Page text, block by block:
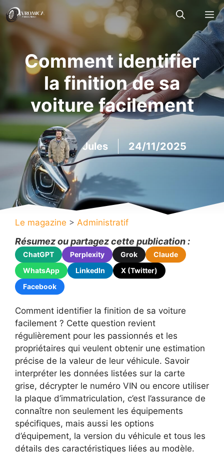
Aller
au
contenu
Comment identifier
la finition de sa
voiture facilement
Jules 24/11/2025
Le magazine > Administratif
Résumez ou partagez cette publication :
ChatGPT Perplexity Grok
Claude
WhatsApp
LinkedIn
X (Twitter)
Facebook
Comment identifier la finition de sa voiture
facilement ? Cette question revient
régulièrement pour les passionnés et les
propriétaires qui veulent obtenir une estimation
précise de la valeur de leur véhicule. Savoir
interpréter les données listées sur la carte
grise, décrypter le numéro VIN ou encore utiliser
la plaque d’immatriculation, c’est l’assurance de
connaître non seulement les équipements
spécifiques, mais aussi les options
d’équipement, la version du véhicule et tous les
détails des caractéristiques liées au modèle.